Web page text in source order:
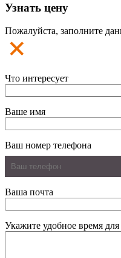
Узнать цену
Пожалуйста, заполните
Что интересует
Ваше имя
Ваш номер телефона
Ваша почта
Укажите удобное время для